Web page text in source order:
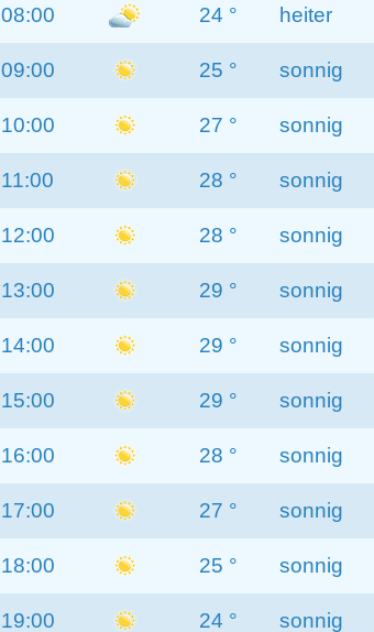
08:00 24 ° heiter
09:00 25 ° sonnig
10:00 27 ° sonnig
11:00 28 ° sonnig
12:00 28 ° sonnig
13:00 29 ° sonnig
14:00 29 ° sonnig
15:00 29 ° sonnig
16:00 28 ° sonnig
17:00 27 ° sonnig
18:00 25 ° sonnig
19:00 24 ° sonnig